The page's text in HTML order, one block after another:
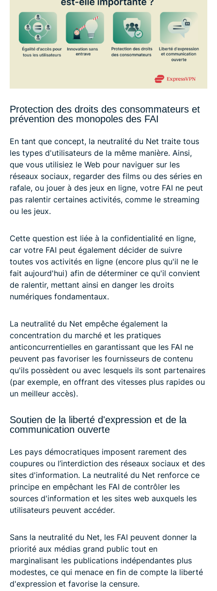
Protection des droits des consommateurs et
prévention des monopoles des FAI
En tant que concept, la neutralité du Net traite tous
les types d'utilisateurs de la même manière. Ainsi,
que vous utilisiez le Web pour naviguer sur les
réseaux sociaux, regarder des films ou des séries en
rafale, ou jouer à des jeux en ligne, votre FAI ne peut
pas ralentir certaines activités, comme le streaming
ou les jeux.
Cette question est liée à la confidentialité en ligne,
car votre FAI peut également décider de suivre
toutes vos activités en ligne (encore plus qu'il ne le
fait aujourd'hui) afin de déterminer ce qu'il convient
de ralentir, mettant ainsi en danger les droits
numériques fondamentaux.
La neutralité du Net empêche également la
concentration du marché et les pratiques
anticoncurrentielles en garantissant que les FAI ne
peuvent pas favoriser les fournisseurs de contenu
qu'ils possèdent ou avec lesquels ils sont partenaires
(par exemple, en offrant des vitesses plus rapides ou
un meilleur accès).
Soutien de la liberté d'expression et de la
communication ouverte
Les pays démocratiques imposent rarement des
coupures ou l’interdiction des réseaux sociaux et des
sites d'information. La neutralité du Net renforce ce
principe en empêchant les FAI de contrôler les
sources d'information et les sites web auxquels les
utilisateurs peuvent accéder.
Sans la neutralité du Net, les FAI peuvent donner la
priorité aux médias grand public tout en
marginalisant les publications indépendantes plus
modestes, ce qui menace en fin de compte la liberté
d'expression et favorise la censure.